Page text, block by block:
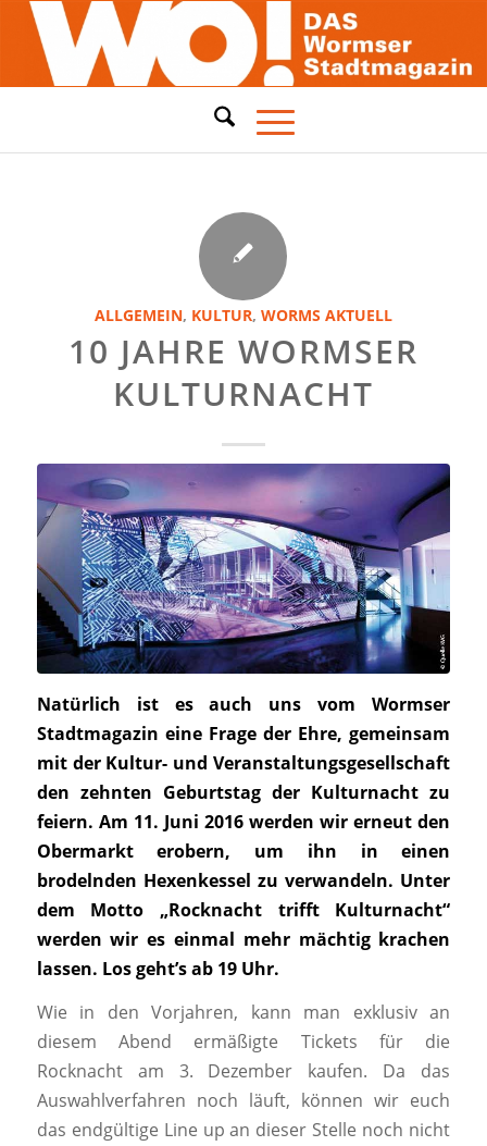
ALLGEMEIN, KULTUR, WORMS AKTUELL
10 JAHRE WORMSER
KULTURNACHT
Natürlich ist es auch uns vom Wormser
Stadtmagazin eine Frage der Ehre, gemeinsam
mit der Kultur- und Veranstaltungsgesellschaft
den zehnten Geburtstag der Kulturnacht zu
feiern. Am 11. Juni 2016 werden wir erneut den
Obermarkt erobern, um ihn in einen
brodelnden Hexenkessel zu verwandeln. Unter
dem Motto „Rocknacht trifft Kulturnacht“
werden wir es einmal mehr mächtig krachen
lassen. Los geht’s ab 19 Uhr.
Wie in den Vorjahren, kann man exklusiv an
diesem Abend ermäßigte Tickets für die
Rocknacht am 3. Dezember kaufen. Da das
Auswahlverfahren noch läuft, können wir euch
das endgültige Line up an dieser Stelle noch nicht